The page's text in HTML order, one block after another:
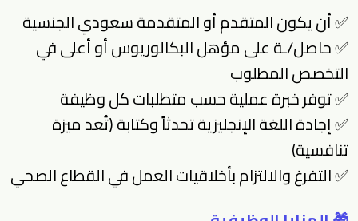
✅ أن يكون المتقدم أو المتقدمة سعودي الجنسية
✅ حاصل/ـة على مؤهل البكالوريوس أو أعلى في
التخصص المطلوب
✅ توفر خبرة عملية حسب متطلبات كل وظيفة
✅ إجادة اللغة الإنجليزية تحدثاً وكتابة (تُعد ميزة
تنافسية)
✅ التفرغ والالتزام بأخلاقيات العمل في القطاع الصحي